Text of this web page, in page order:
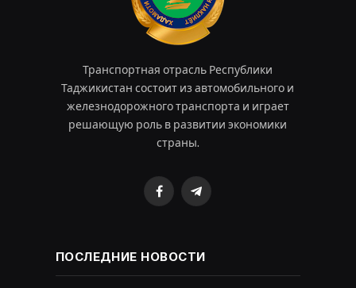
Транспортная отрасль Республики
Таджикистан состоит из автомобильного и
железнодорожного транспорта и играет
решающую роль в развитии экономики
страны.
FacebookTelegram
ПОСЛЕДНИЕ НОВОСТИ